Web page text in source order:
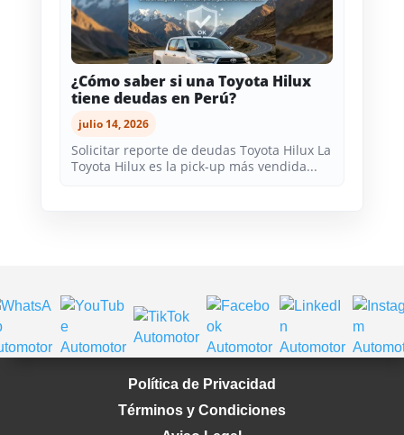
¿Cómo saber si una Toyota Hilux
tiene deudas en Perú?
julio 14, 2026
Solicitar reporte de deudas Toyota Hilux La
Toyota Hilux es la pick-up más vendida...
Política de Privacidad
Términos y Condiciones